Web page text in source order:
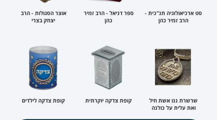
סט ארכיאולוגיה תנ"כית -
הרב זמיר כהן
ספר דניאל - הרב זמיר
כהן
אוצר הסגולות - הרב
יצחק בצרי
שרשרת ננו אשת חיל
ואת עלית על כולנה
קופת צדקה יוקרתית קופת צדקה לילדים